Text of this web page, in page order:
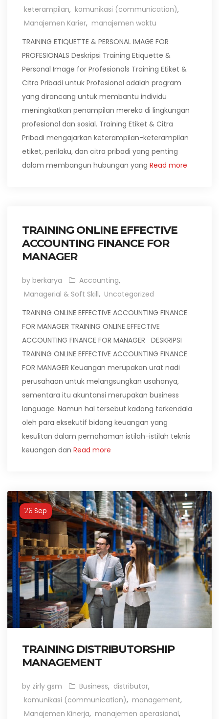
keterampilan, komunikasi (communication),
Manajemen Karier, manajemen waktu
TRAINING ETIQUETTE & PERSONAL IMAGE FOR
PROFESIONALS Deskripsi Training Etiquette &
Personal Image for Profesionals Training Etiket &
Citra Pribadi untuk Profesional adalah program
yang dirancang untuk membantu individu
meningkatkan penampilan mereka di lingkungan
profesional dan sosial. Training Etiket & Citra
Pribadi mengajarkan keterampilan-keterampilan
etiket, perilaku, dan citra pribadi yang penting
dalam membangun hubungan yang Read more
TRAINING ONLINE EFFECTIVE
ACCOUNTING FINANCE FOR
MANAGER
by berkarya Accounting,
Managerial & Soft Skill, Uncategorized
TRAINING ONLINE EFFECTIVE ACCOUNTING FINANCE
FOR MANAGER TRAINING ONLINE EFFECTIVE
ACCOUNTING FINANCE FOR MANAGER DESKRIPSI
TRAINING ONLINE EFFECTIVE ACCOUNTING FINANCE
FOR MANAGER Keuangan merupakan urat nadi
perusahaan untuk melangsungkan usahanya,
sementara itu akuntansi merupakan business
language. Namun hal tersebut kadang terkendala
oleh para eksekutif bidang keuangan yang
kesulitan dalam pemahaman istilah-istilah teknis
keuangan dan Read more
26 Sep
TRAINING DISTRIBUTORSHIP
MANAGEMENT
by zirly gsm Business, distributor,
komunikasi (communication), management,
Manajemen Kinerja, manajemen operasional,